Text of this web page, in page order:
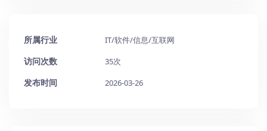
所属行业 IT/软件/信息/互联网
访问次数 35次
发布时间 2026-03-26